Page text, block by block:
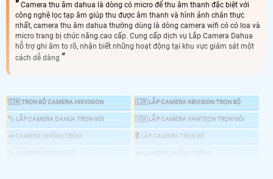
Camera thu âm dahua là dòng có micro để thu âm thanh đặc biệt với
công nghệ lọc tạp âm giúp thu được âm thanh và hình ảnh chân thực
nhất, camera thu âm dahua thường dùng là dòng camera wifi có có loa và
micro trang bị chức năng cao cấp. Cung cấp dịch vụ Lắp Camera Dahua
hỗ trợ ghi âm to rõ, nhận biết những hoạt động tại khu vực giám sát một
cách dễ dàng
🇨🇳 TRỌN BỘ CAMERA HIKVISION 🇱🇷 LẮP CAMERA KBVISION TRỌN BỘ
🏷 LẮP CAMERA DAHUA TRỌN GÓI 🇻🇳 LẮP CAMERA VANTECH TRỌN GÓI
📣 CAMERA CHỐNG TRỘM 🖥 LẮP CAMERA TRỌN BỘ